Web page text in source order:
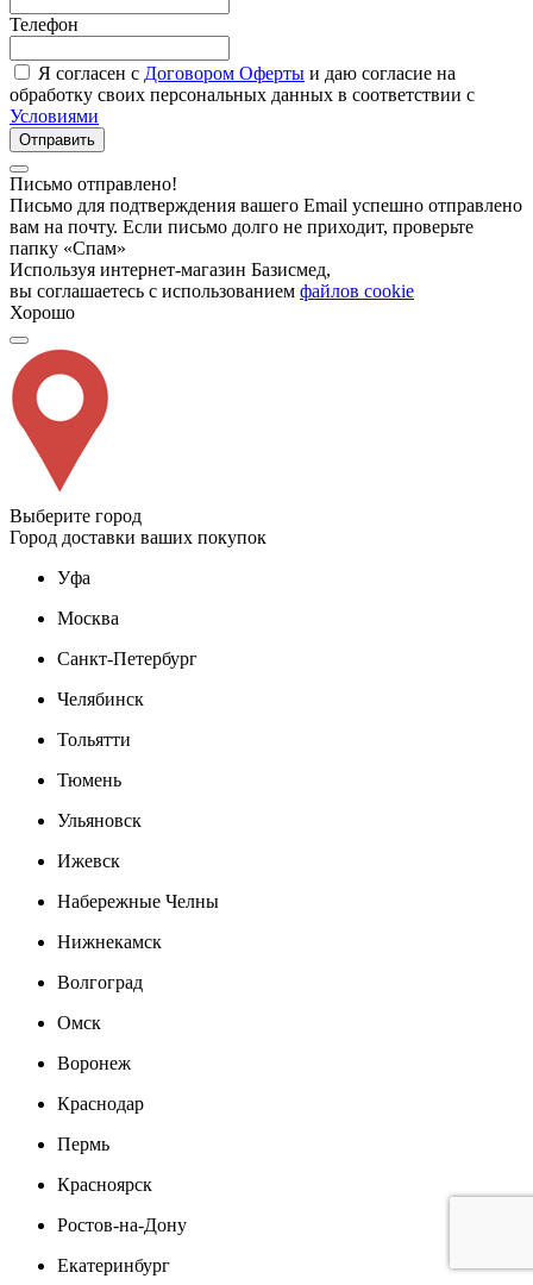
Телефон
Я согласен с Договором Оферты и даю согласие на
обработку своих персональных данных в соответствии с
Условиями
Отправить
Письмо отправлено!
Письмо для подтверждения вашего Email успешно отправлено
вам на почту. Если письмо долго не приходит, проверьте
папку «Спам»
Используя интернет-магазин Базисмед,
вы соглашаетесь с использованием файлов cookie
Хорошо
Выберите город
Город доставки ваших покупок
Уфа
Москва
Санкт-Петербург
Челябинск
Тольятти
Тюмень
Ульяновск
Ижевск
Набережные Челны
Нижнекамск
Волгоград
Омск
Воронеж
Краснодар
Пермь
Красноярск
Ростов-на-Дону
Екатеринбург